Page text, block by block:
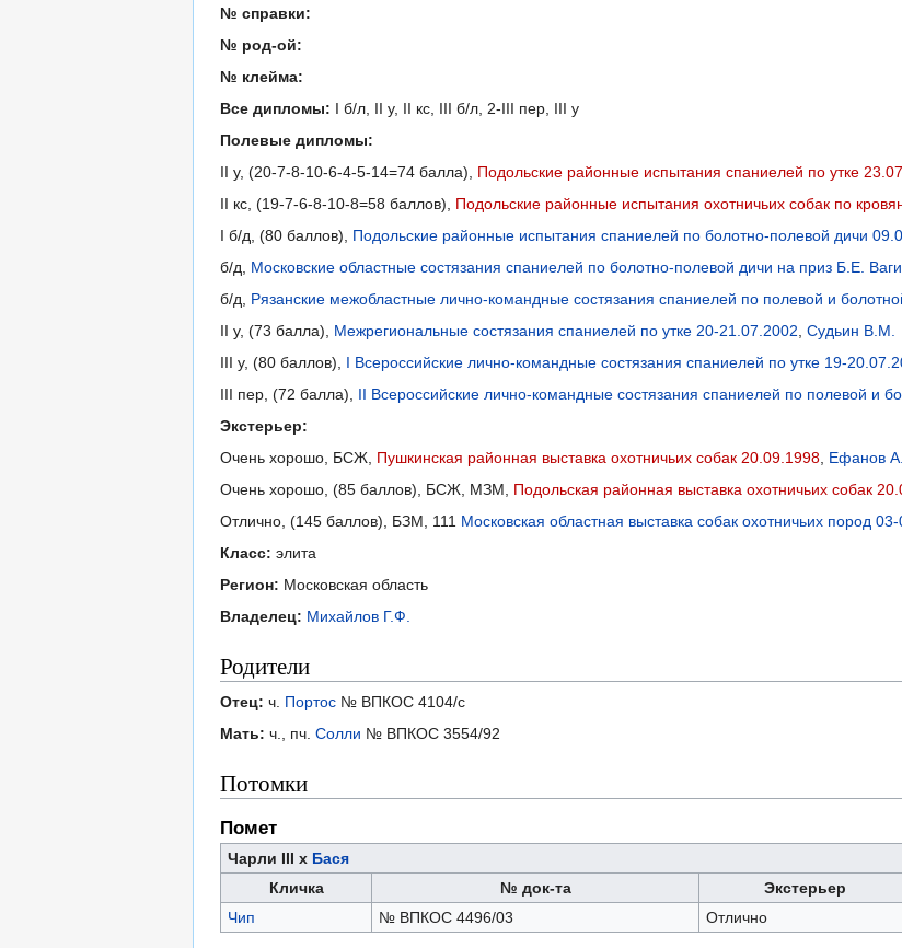
№ справки:
№ род-ой:
№ клейма:
Все дипломы: I б/л, II у, II кс, III б/л, 2-III пер, III у
Полевые дипломы:
II у, (20-7-8-10-6-4-5-14=74 балла), Подольские районные испытания спаниелей по утке
II кс, (19-7-6-8-10-8=58 баллов), Подольские районные испытания охотничьих собак по
I б/д, (80 баллов), Подольские районные испытания спаниелей по болотно-полевой дичи
б/д, Московские областные состязания спаниелей по болотно-полевой дичи на приз Б.Е.
б/д, Рязанские межобластные лично-командные состязания спаниелей по полевой и
II у, (73 балла), Межрегиональные состязания спаниелей по утке 20-21.07.2002, Судьин В.М.
III у, (80 баллов), I Всероссийские лично-командные состязания спаниелей по утке 19-
III пер, (72 балла), II Всероссийские лично-командные состязания спаниелей по полевой и
Экстерьер:
Очень хорошо, БСЖ, Пушкинская районная выставка охотничьих собак 20.09.1998, Ефанов
Очень хорошо, (85 баллов), БСЖ, МЗМ, Подольская районная выставка охотничьих собак
Отлично, (145 баллов), БЗМ, 111 Московская областная выставка собак охотничьих пород
Класс: элита
Регион: Московская область
Владелец: Михайлов Г.Ф.
Родители
Отец: ч. Портос № ВПКОС 4104/с
Мать: ч., пч. Солли № ВПКОС 3554/92
Потомки
Помет
Чарли III х Бася
Кличка
№ док-та Экстерьер
Чип
№ ВПКОС 4496/03 Отлично